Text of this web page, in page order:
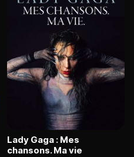
Lady Gaga : Mes
chansons. Ma vie